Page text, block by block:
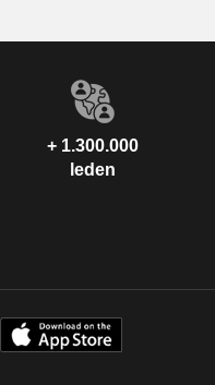
+ 1.300.000
leden